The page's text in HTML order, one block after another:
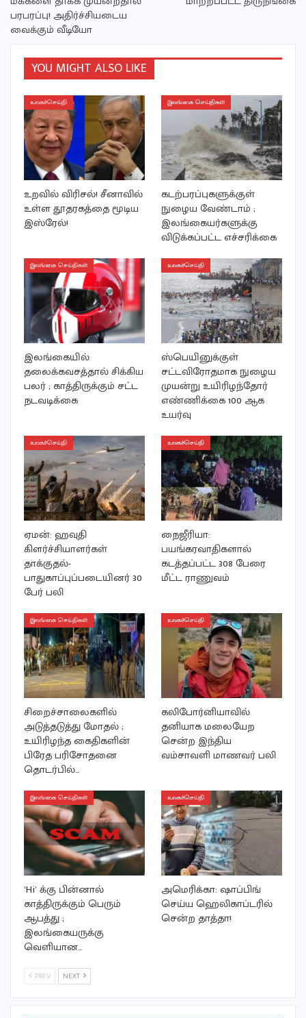
பரபரப்பு! அதிர்ச்சியடைய
வைக்கும் வீடியோ
YOU MIGHT ALSO LIKE
உலகச்செய்தி
உறவில் விரிசல்! சீனாவில்
உள்ள தூதரகத்தை மூடிய
இஸ்ரேல்!
இலங்கை செய்திகள்
கடற்பரப்புகளுக்குள்
நுழைய வேண்டாம் ;
இலங்கையர்களுக்கு
விடுக்கப்பட்ட எச்சரிக்கை
இலங்கை செய்திகள்
இலங்கையில்
தலைக்கவசத்தால் சிக்கிய
பலர் ; காத்திருக்கும் சட்ட
நடவடிக்கை
உலகச்செய்தி
ஸ்பெயினுக்குள்
சட்டவிரோதமாக நுழைய
முயன்று உயிரிழந்தோர்
எண்ணிக்கை 100 ஆக
உயர்வு
உலகச்செய்தி
ஏமன்: ஹவுதி
கிளர்ச்சியாளர்கள்
தாக்குதல்-
பாதுகாப்புப்படையினர் 30
பேர் பலி
உலகச்செய்தி
நைஜீரியா:
பயங்கரவாதிகளால்
கடத்தப்பட்ட 308 பேரை
மீட்ட ராணுவம்
இலங்கை செய்திகள்
சிறைச்சாலைகளில்
அடுத்தடுத்து மோதல் ;
உயிரிழந்த கைதிகளின்
பிரேத பரிசோதனை
தொடர்பில்…
உலகச்செய்தி
கலிபோர்னியாவில்
தனியாக மலையேற
சென்ற இந்திய
வம்சாவளி மாணவர் பலி
இலங்கை செய்திகள்
‘Hi’ க்கு பின்னால்
காத்திருக்கும் பெரும்
ஆபத்து ;
இலங்கையருக்கு
வெளியான…
உலகச்செய்தி
அமெரிக்கா: ஷாப்பிங்
செய்ய ஹெலிகாப்டரில்
சென்ற தாத்தா!
PREV NEXT